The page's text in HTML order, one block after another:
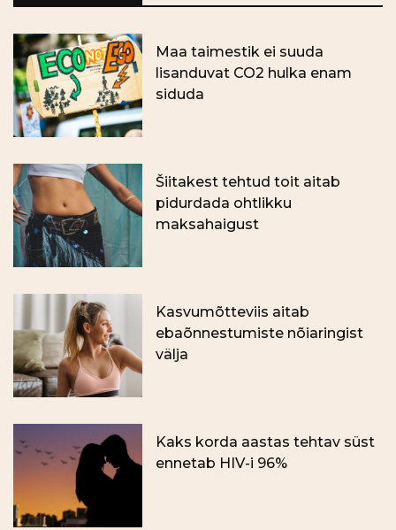
Maa taimestik ei suuda
lisanduvat CO2 hulka enam
siduda
Šiitakest tehtud toit aitab
pidurdada ohtlikku
maksahaigust
Kasvumõtteviis aitab
ebaõnnestumiste nõiaringist
välja
Kaks korda aastas tehtav süst
ennetab HIV-i 96%